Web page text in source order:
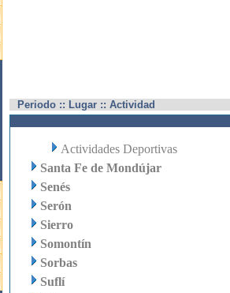
Periodo :: Lugar :: Actividad
Actividades Deportivas
Santa Fe de Mondújar
Senés
Serón
Sierro
Somontín
Sorbas
Suflí